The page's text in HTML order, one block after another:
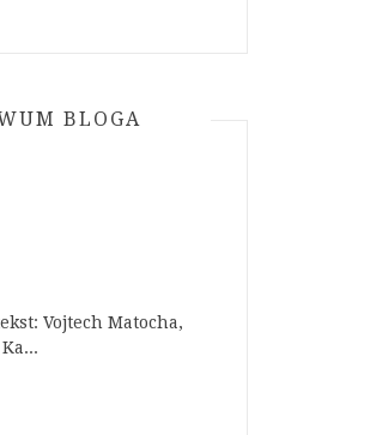
BLOGA
Vojtech Matocha,